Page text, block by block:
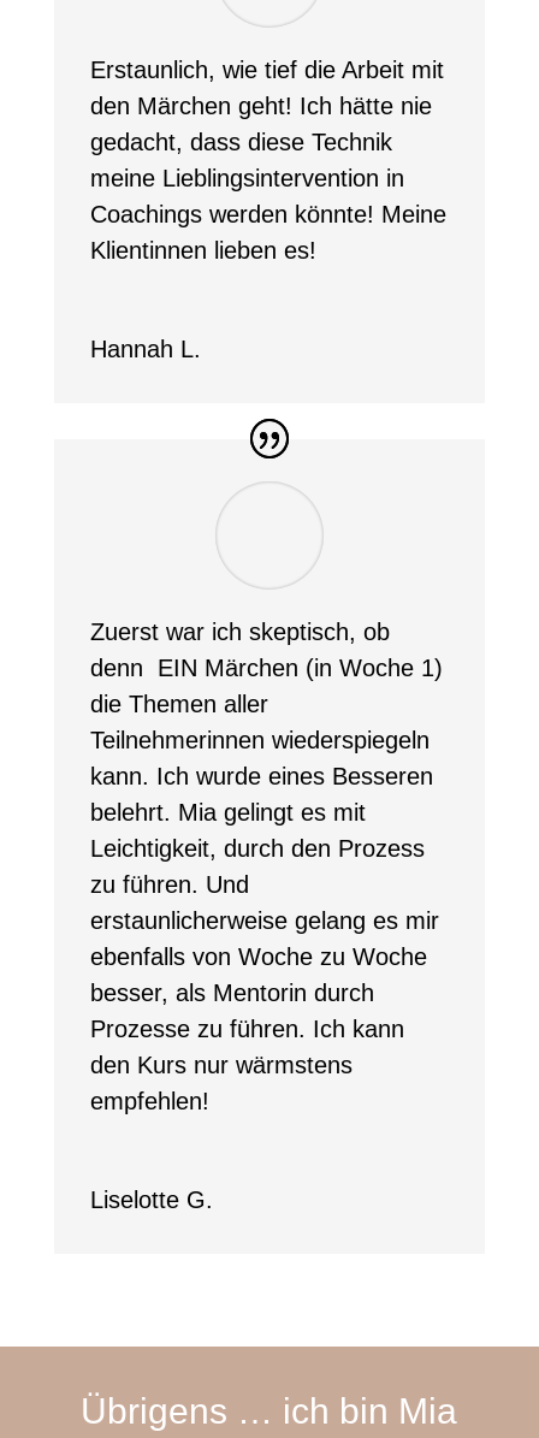
Erstaunlich, wie tief die Arbeit mit
den Märchen geht! Ich hätte nie
gedacht, dass diese Technik
meine Lieblingsintervention in
Coachings werden könnte! Meine
Klientinnen lieben es!
Hannah L.
Zuerst war ich skeptisch, ob
denn EIN Märchen (in Woche 1)
die Themen aller
Teilnehmerinnen wiederspiegeln
kann. Ich wurde eines Besseren
belehrt. Mia gelingt es mit
Leichtigkeit, durch den Prozess
zu führen. Und
erstaunlicherweise gelang es mir
ebenfalls von Woche zu Woche
besser, als Mentorin durch
Prozesse zu führen. Ich kann
den Kurs nur wärmstens
empfehlen!
Liselotte G.
Übrigens … ich bin Mia